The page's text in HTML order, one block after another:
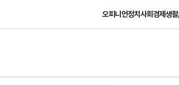
오피니언정치사회경제생